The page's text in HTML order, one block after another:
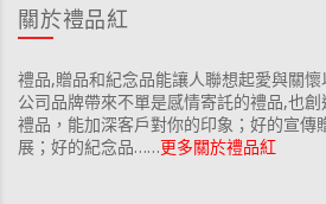
關於禮品紅
禮品,贈品和紀念品能讓人聯想起愛與關
公司品牌帶來不單是感情寄託的禮品,也
禮品，能加深客戶對你的印象；好的宣傳
展；好的紀念品……更多關於禮品紅